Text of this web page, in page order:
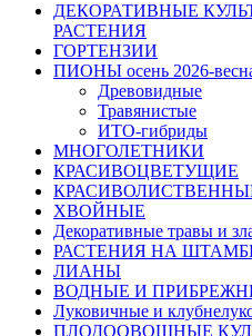
ДЕКОРАТИВНЫЕ
РАСТЕНИЯ
ГОРТЕНЗИИ
ПИОНЫ осень 2026-
Древовидные
Травянистые
ИТО-гибриды
МНОГОЛЕТНИКИ
КРАСИВОЦВЕТУЩИЕ
ХВОЙНЫЕ
Декоративные травы и
РАСТЕНИЯ НА
ЛИАНЫ
ВОДНЫЕ И
Луковичные и
ПЛОДООВОЩНЫЕ